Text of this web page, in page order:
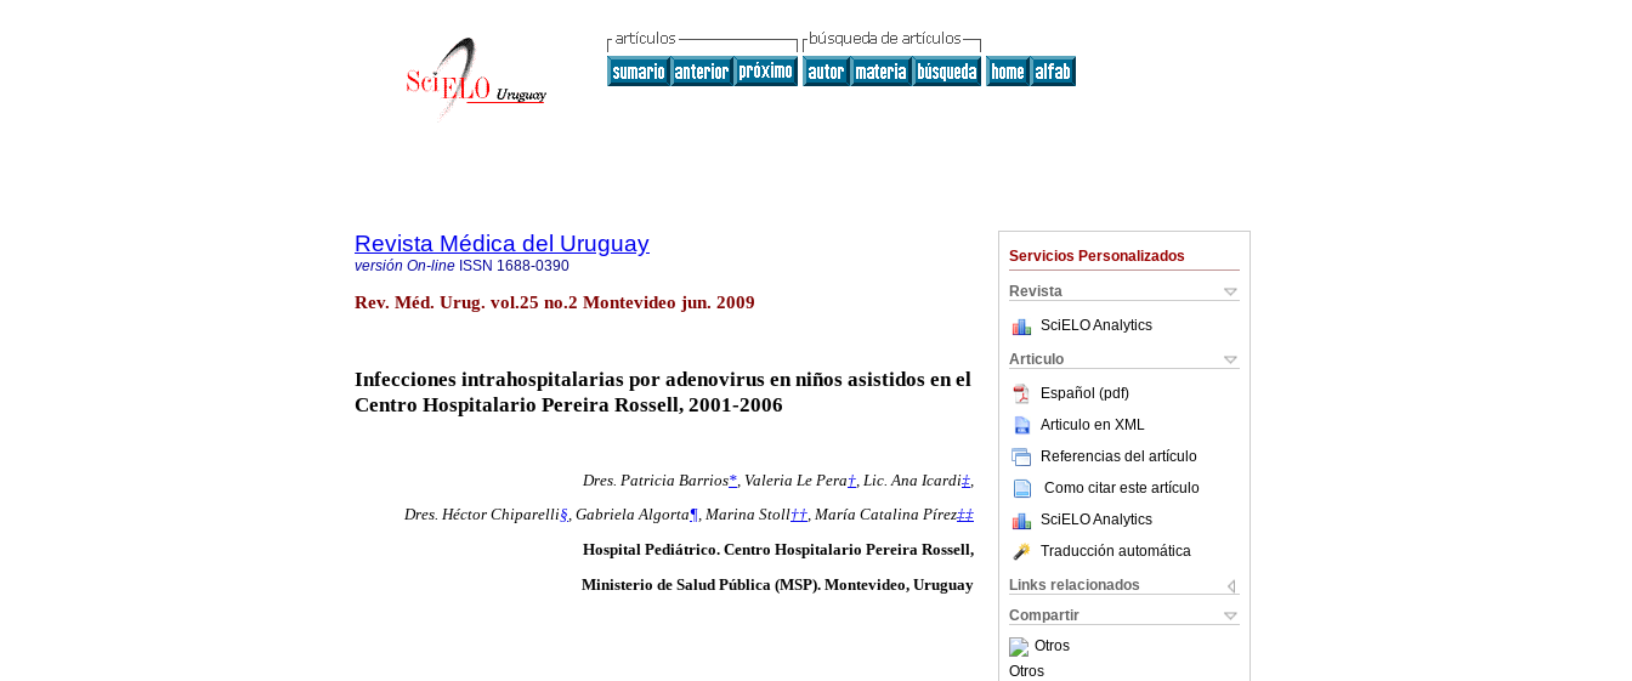
Servicios Personalizados
Revista
SciELO Analytics
Articulo
Español (pdf)
Articulo en XML
Referencias del artículo
Como citar este artículo
SciELO Analytics
Traducción automática
Links relacionados
Compartir
Otros
Otros
Revista Médica del Uruguay
versión On-line ISSN 1688-0390
Rev. Méd. Urug. vol.25 no.2 Montevideo jun. 2009
Infecciones intrahospitalarias por adenovirus en niños asistidos en el
Centro Hospitalario Pereira Rossell, 2001-2006
Dres. Patricia Barrios*, Valeria Le Pera†, Lic. Ana Icardi‡,
Dres. Héctor Chiparelli§, Gabriela Algorta¶, Marina Stoll††, María Catalina Pírez‡‡
Hospital Pediátrico. Centro Hospitalario Pereira Rossell,
Ministerio de Salud Pública (MSP). Montevideo, Uruguay